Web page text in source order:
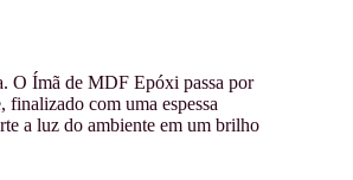
O Ímã de MDF Epóxi passa por
finalizado com uma espessa
a luz do ambiente em um brilho